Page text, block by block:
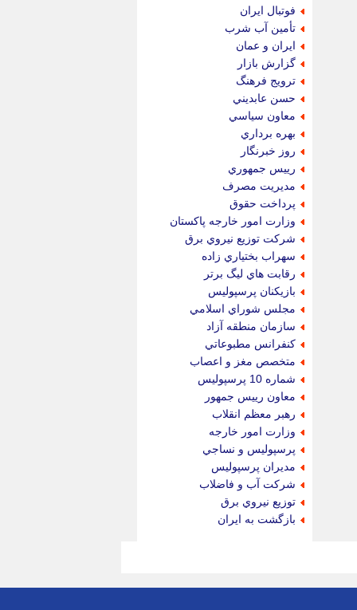
فوتبال ايران
تأمين آب شرب
ايران و عمان
گزارش بازار
ترويج فرهنگ
حسن عابديني
معاون سياسي
بهره برداري
روز خبرنگار
رييس جمهوري
مديريت مصرف
پرداخت حقوق
وزارت امور خارجه پاكستان
شركت توزيع نيروي برق
سهراب بختياري زاده
رقابت هاي ليگ برتر
بازيكنان پرسپوليس
مجلس شوراي اسلامي
سازمان منطقه آزاد
كنفرانس مطبوعاتي
متخصص مغز و اعصاب
شماره 10 پرسپوليس
معاون رييس جمهور
رهبر معظم انقلاب
وزارت امور خارجه
پرسپوليس و نساجي
مديران پرسپوليس
شركت آب و فاضلاب
توزيع نيروي برق
بازگشت به ايران